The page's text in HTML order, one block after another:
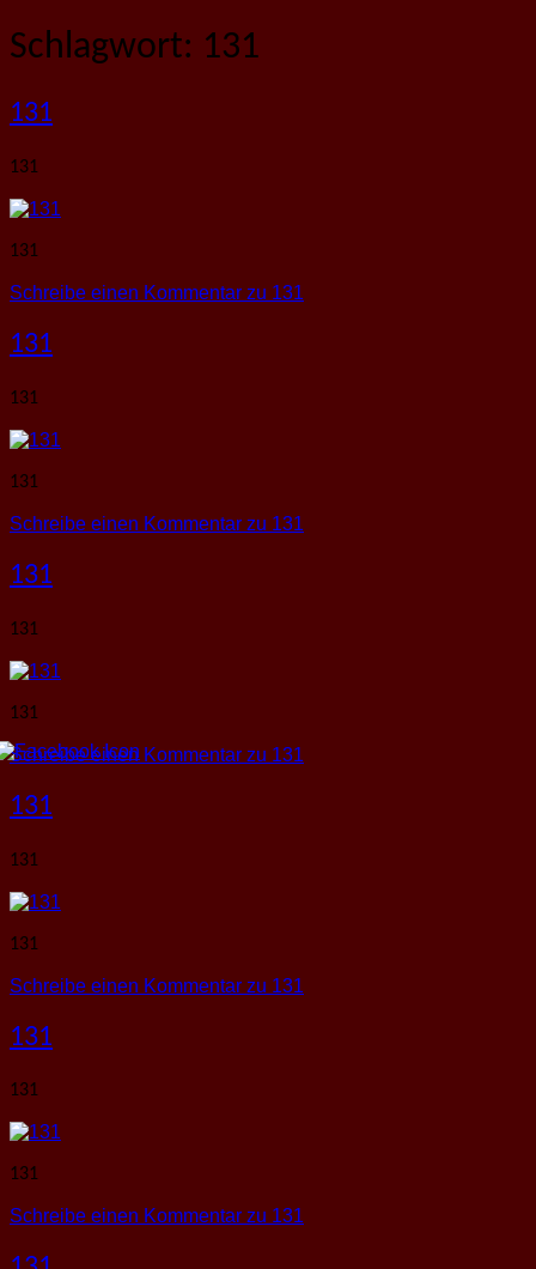
Schlagwort: 131
131
131
131
Schreibe einen Kommentar zu 131
131
131
131
Schreibe einen Kommentar zu 131
131
131
131
Schreibe einen Kommentar zu 131
131
131
131
Schreibe einen Kommentar zu 131
131
131
131
Schreibe einen Kommentar zu 131